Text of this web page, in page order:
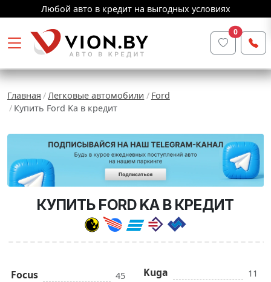
Любой авто в кредит на выгодных условиях
0
Главная Легковые автомобили
Ford
Купить Ford Ka в кредит
КУПИТЬ FORD KA В КРЕДИТ
Focus 45 Kuga 11